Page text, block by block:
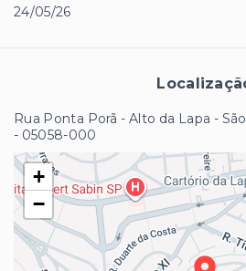
24/05/26
Rua Ponta Porã - Alto da Lapa -
- 05058-000
+
−